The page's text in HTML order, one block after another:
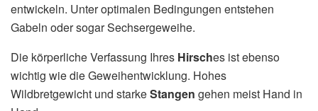
entwickeln. Unter optimalen Bedingungen entstehen
Gabeln oder sogar Sechsergeweihe.
Die körperliche Verfassung Ihres Hirsches ist ebenso
wichtig wie die Geweihentwicklung. Hohes
Wildbretgewicht und starkeStangen gehen meist Hand in